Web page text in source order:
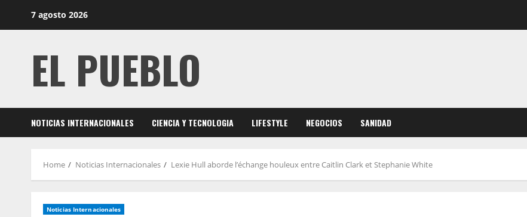
7 agosto 2026
EL PUEBLO
NOTICIAS INTERNACIONALES CIENCIA Y TECNOLOGIA LIFESTYLE NEGOCIOS SANIDAD
Home Noticias Internacionales Lexie Hull aborde l’échange houleux entre Caitlin Clark et Stephanie White
Noticias Internacionales